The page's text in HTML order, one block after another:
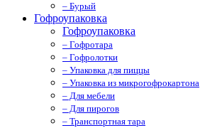
– Бурый
Гофроупаковка
Гофроупаковка
– Гофротара
– Гофролотки
– Упаковка для пиццы
– Упаковка из микрогофрокартона
– Для мебели
– Для пирогов
– Транспортная тара